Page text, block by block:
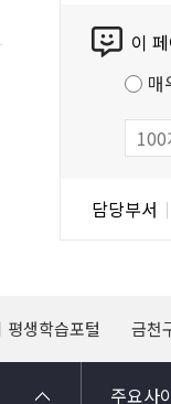
이
매
담당부서
평생학습포털 금천
주요사